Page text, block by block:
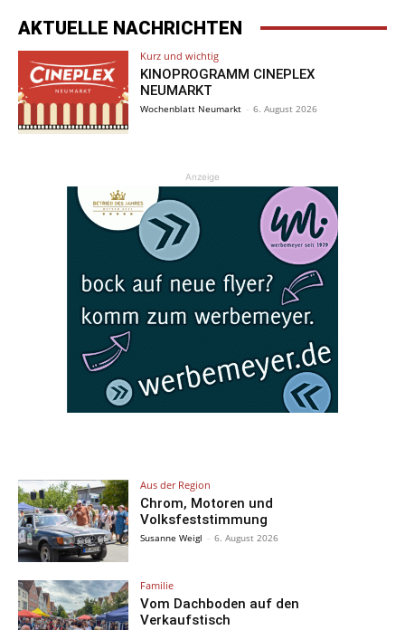
AKTUELLE NACHRICHTEN
Kurz und wichtig
KINOPROGRAMM CINEPLEX
NEUMARKT
Wochenblatt Neumarkt - 6. August 2026
Anzeige
Aus der Region
Chrom, Motoren und
Volksfeststimmung
Susanne Weigl - 6. August 2026
Familie
Vom Dachboden auf den
Verkaufstisch